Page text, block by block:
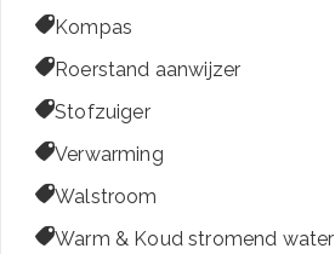
Kompas
Roerstand aanwijzer
Stofzuiger
Verwarming
Walstroom
Warm & Koud stromend water